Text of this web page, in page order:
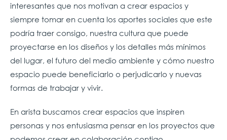
interesantes que nos motivan a crear espacios y
siempre tomar en cuenta los aportes sociales que este
podría traer consigo, nuestra cultura que puede
proyectarse en los diseños y los detalles más mínimos
del lugar, el futuro del medio ambiente y cómo nuestro
espacio puede beneficiarlo o perjudicarlo y nuevas
formas de trabajar y vivir.
En arista buscamos crear espacios que inspiren
personas y nos entusiasma pensar en los proyectos que